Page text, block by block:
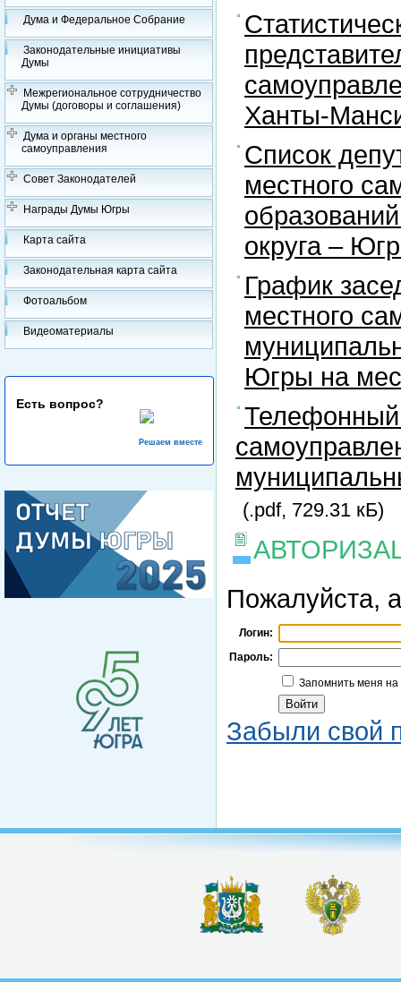
Дума и Федеральное Собрание
Законодательные инициативы
Думы
Межрегиональное сотрудничество
Думы (договоры и соглашения)
Дума и органы местного
самоуправления
Совет Законодателей
Награды Думы Югры
Карта сайта
Законодательная карта сайта
Фотоальбом
Видеоматериалы
Есть вопрос?
Решаем вместе
Ханты-
Список
местного
округа –
График
местного
Югры на
Телефонный
(.pdf, 729.31 кБ)
Пожалуйста,
Логин:
Пароль:
Запомнить меня
Забыли свой